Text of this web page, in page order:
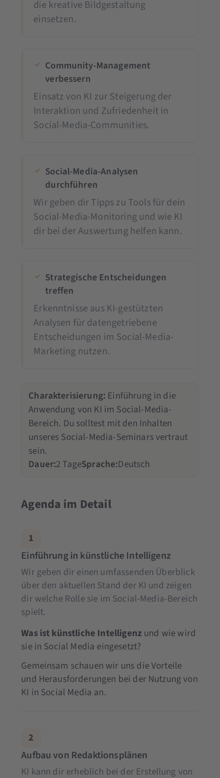
die kreative Bildgestaltung
einsetzen.
Community-Management
verbessern
Einsatz von KI zur Steigerung der
Interaktion und Zufriedenheit in
Social-Media-Communities.
Social-Media-Analysen
durchführen
Wir geben dir Tipps zu Tools für dein
Social-Media-Monitoring und wie KI
dir bei der Auswertung helfen kann.
Strategische Entscheidungen
treffen
Erkenntnisse aus KI-gestützten
Analysen für datengetriebene
Entscheidungen im Social-Media-
Marketing nutzen.
Charakterisierung: Einführung in die
Anwendung von KI im Social-Media-
Bereich. Du solltest mit den Inhalten
unseres Social-Media-Seminars vertraut
sein.
Dauer:2 TageSprache:Deutsch
Agenda im Detail
1
Einführung in künstliche Intelligenz
Wir geben dir einen umfassenden Überblick
über den aktuellen Stand der KI und zeigen
dir welche Rolle sie im Social-Media-Bereich
spielt.
Was ist künstliche Intelligenz und wie wird
sie in Social Media eingesetzt?
Gemeinsam schauen wir uns die Vorteile
und Herausforderungen bei der Nutzung von
KI in Social Media an.
2
Aufbau von Redaktionsplänen
KI kann dir erheblich bei der Erstellung von